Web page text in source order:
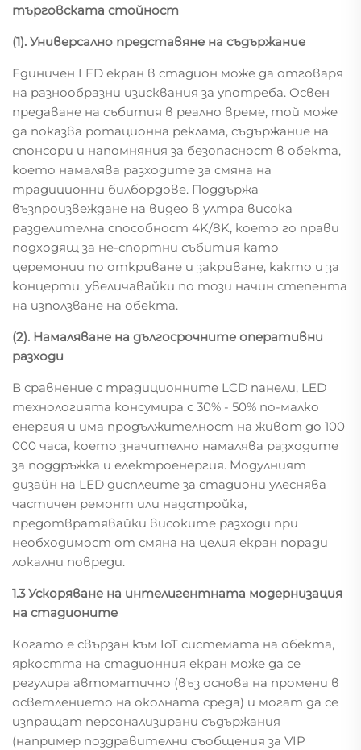
търговската стойност
(1). Универсално представяне на съдържание
Единичен LED екран в стадион може да отговаря
на разнообразни изисквания за употреба. Освен
предаване на събития в реално време, той може
да показва ротационна реклама, съдържание на
спонсори и напомняния за безопасност в обекта,
което намалява разходите за смяна на
традиционни билбордове. Поддържа
възпроизвеждане на видео в ултра висока
разделителна способност 4K/8K, което го прави
подходящ за не-спортни събития като
церемонии по откриване и закриване, както и за
концерти, увеличавайки по този начин степента
на използване на обекта.
(2). Намаляване на дългосрочните оперативни
разходи
В сравнение с традиционните LCD панели, LED
технологията консумира с 30% - 50% по-малко
енергия и има продължителност на живот до 100
000 часа, което значително намалява разходите
за поддръжка и електроенергия. Модулният
дизайн на LED дисплеите за стадиони улеснява
частичен ремонт или надстройка,
предотвратявайки високите разходи при
необходимост от смяна на целия екран поради
локални повреди.
1.3 Ускоряване на интелигентната модернизация
на стадионите
Когато е свързан към IoT системата на обекта,
яркостта на стадионния екран може да се
регулира автоматично (въз основа на промени в
осветлението на околната среда) и могат да се
изпращат персонализирани съдържания
(например поздравителни съобщения за VIP